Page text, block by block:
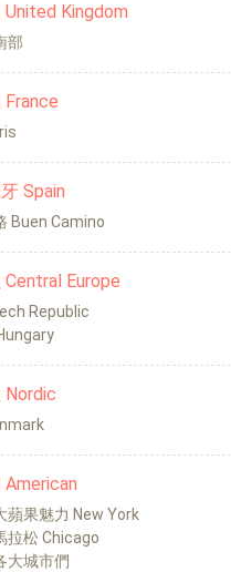
United Kingdom
部
France
Spain
Buen Camino
Central Europe
Republic
Nordic
American
蘋果魅力 New York
拉松 Chicago
大城市們